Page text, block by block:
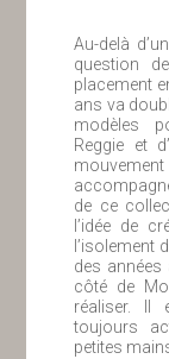
Au-delà
question
placement
ans va
modèles
Reggie et
de ce
l’idée de
l’isolement
des
côté de
réaliser. Il
toujours
petites